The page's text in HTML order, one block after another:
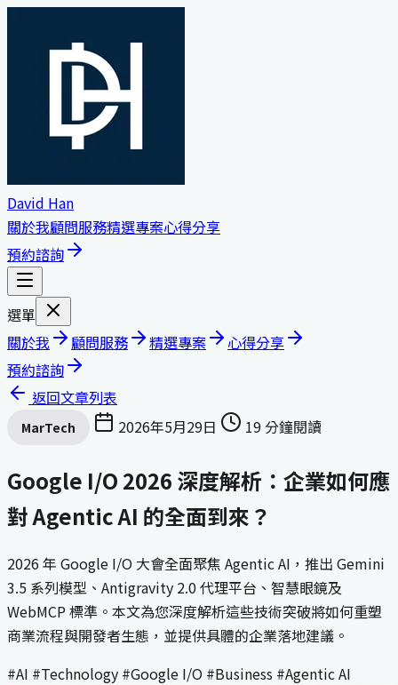
David Han
關於我顧問服務精選專案心得分享
預約諮詢
選單
關於我
顧問服務 精選專案
心得分享
預約諮詢
返回文章列表
MarTech 2026年5月29日 19 分鐘閱讀
Google I/O 2026 深度解析：企業如何應
對 Agentic AI 的全面到來？
2026 年 Google I/O 大會全面聚焦 Agentic AI，推出 Gemini
3.5 系列模型、Antigravity 2.0 代理平台、智慧眼鏡及
WebMCP 標準。本文為您深度解析這些技術突破將如何重塑
商業流程與開發者生態，並提供具體的企業落地建議。
#AI #Technology #Google I/O #Business #Agentic AI